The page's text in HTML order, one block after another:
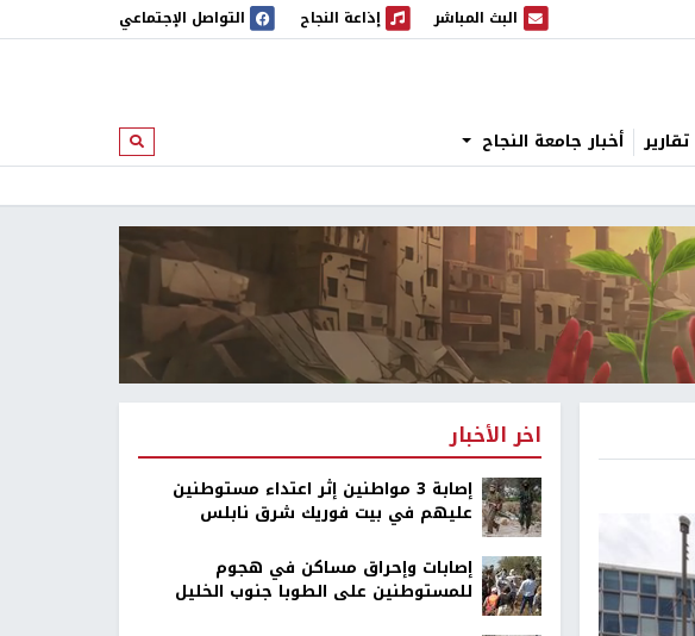
البث المباشر
البث المباشر إذاعة النجاح
إذاعة النجاح التواصل الإجتماعي
تقارير أخبار جامعة النجاح ابحث
اخر الأخبار
إصابة 3 مواطنين إثر اعتداء مستوطنين
عليهم في بيت فوريك شرق نابلس
إصابات وإحراق مساكن في هجوم
للمستوطنين على الطوبا جنوب الخليل